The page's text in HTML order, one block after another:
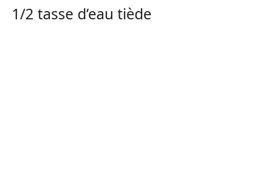
1/2 tasse d’eau tiède